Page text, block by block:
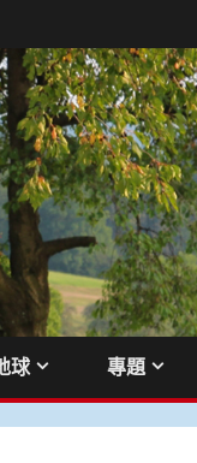
球 專題